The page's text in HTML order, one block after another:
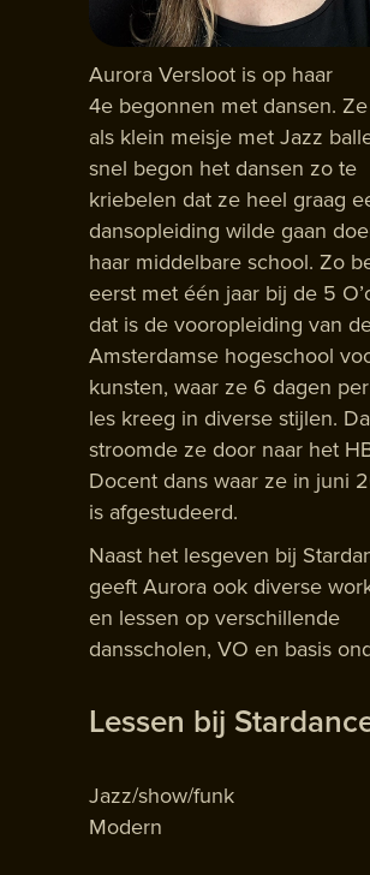
Aurora Versloot is op haar
4e begonnen met dansen.
als klein meisje met Jazz
snel begon het dansen zo te
kriebelen dat ze heel graag
dansopleiding wilde gaan
haar middelbare school. Zo
eerst met één jaar bij de 5
dat is de vooropleiding van
Amsterdamse hogeschool
kunsten, waar ze 6 dagen
les kreeg in diverse stijlen.
stroomde ze door naar het
Docent dans waar ze in juni
is afgestudeerd.
Naast het lesgeven bij
geeft Aurora ook diverse
en lessen op verschillende
dansscholen, VO en basis
Lessen bij
Jazz/show/funk
Modern